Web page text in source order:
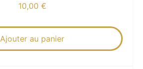
10,00 €
Ajouter au panier